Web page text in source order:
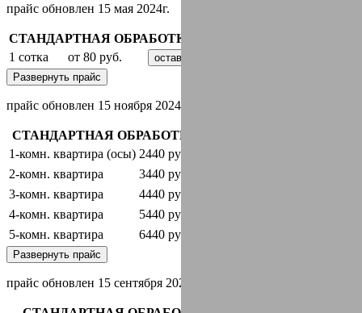
прайс обновлен 15 мая 2024г.
СТАНДАРТНАЯ ОБРАБОТКА + ГАРАНТИЯ
1 сотка
от 80 руб.
оставить заявку
Развернуть прайс
прайс обновлен 15 ноября 2024 г.
СТАНДАРТНАЯ ОБРАБОТКА + ГАРАНТИЯ
1-комн. квартира (осы) 2440 руб.
2-комн. квартира 3440 руб.
3-комн. квартира 4440 руб.
4-комн. квартира 5440 руб.
5-комн. квартира 6440 руб.
Развернуть прайс
прайс обновлен 15 сентября 2024 г.